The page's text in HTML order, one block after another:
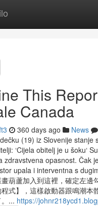
This
Canada
360 days ago News
(19) iz Slovenije stanje
‘Cijela obitelj je u šoku‘
zdravstvena opasnost. Čak
upala i interventna s
葫蘆加入到這裡，確定左邊
程式】，這樣啟動器跟鳴潮本
... https://